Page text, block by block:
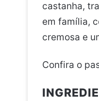
castanha,
em família,
cremosa e
Confira o